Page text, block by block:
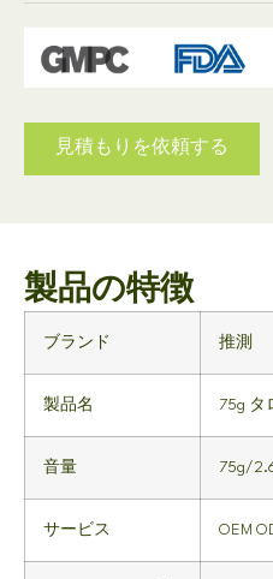
見積もりを依頼する
製品の特徴
ブランド 推測
製品名 75g タ
音量 75g/
サービス OEM